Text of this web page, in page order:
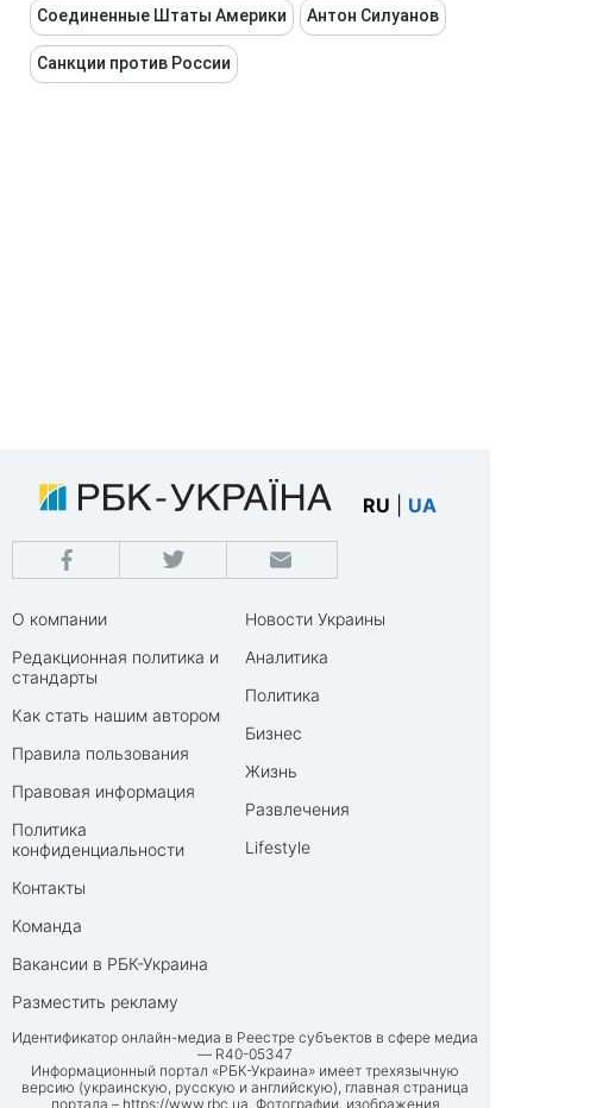
Соединенные Штаты Америки Антон Силуанов
Санкции против России
RU UA
О компании
Редакционная политика и
стандарты
Как стать нашим автором
Правила пользования
Правовая информация
Политика
конфиденциальности
Контакты
Команда
Вакансии в РБК-Украина
Разместить рекламу
Новости Украины
Аналитика
Политика
Бизнес
Жизнь
Развлечения
Lifestyle
Идентификатор онлайн-медиа в Реестре субъектов в сфере медиа
— R40-05347
Информационный портал «РБК-Украина» имеет трехязычную
версию (украинскую, русскую и английскую), главная страница
портала – https://www.rbc.ua . Фотографии, изображения